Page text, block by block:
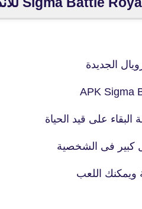
الجديدة
على قيد الحياة
كبير فى الشخصية
ويمكنك اللعب